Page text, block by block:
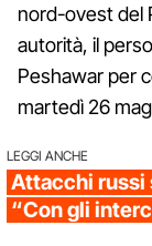
nord-ovest del
autorità, il
Peshawar per
martedì 26
LEGGI ANCHE
Attacchi russi
“Con gli